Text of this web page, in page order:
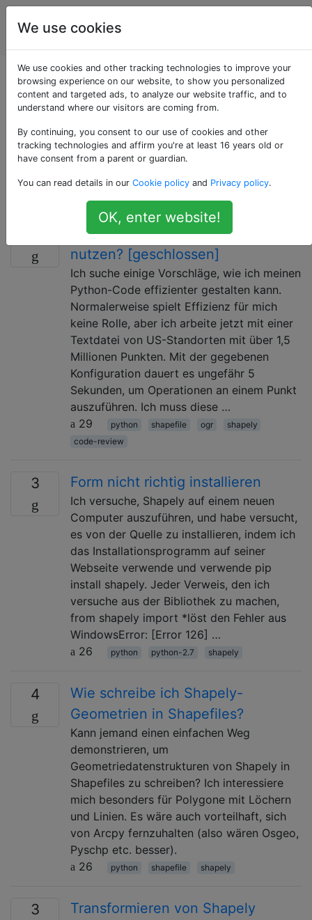
Geografisches
Informationssystem
Als «shapely»
getaggte Fragen
Shapely ist ein Open-Source-Python-Paket für die
2D-Objekten, die in geografischen
Informationssystemen üblich sind.
OGR und Shapely effizienter
nutzen? [geschlossen]
Ich suche einige Vorschläge, wie ich meinen
Python-Code effizienter gestalten kann.
Normalerweise spielt Effizienz für mich
keine Rolle, aber ich arbeite jetzt mit einer
Textdatei von US-Standorten mit über 1,5
Millionen Punkten. Mit der gegebenen
Konfiguration dauert es ungefähr 5
Sekunden, um Operationen an einem Punkt
auszuführen. Ich muss diese …
29
python shapefile ogr
shapely
code-review
3 Form nicht richtig installieren
Ich versuche, Shapely auf einem neuen
Computer auszuführen, und habe versucht,
es von der Quelle zu installieren, indem ich
das Installationsprogramm auf seiner
Webseite verwende und verwende pip
install shapely. Jeder Verweis, den ich
versuche aus der Bibliothek zu machen,
from shapely import *löst den Fehler aus
WindowsError: [Error 126] …
26
python python-2.7 shapely
4
Wie schreibe ich Shapely-
Geometrien in Shapefiles?
Kann jemand einen einfachen Weg
demonstrieren, um
Geometriedatenstrukturen von Shapely in
Shapefiles zu schreiben? Ich interessiere
mich besonders für Polygone mit Löchern
und Linien. Es wäre auch vorteilhaft, sich
von Arcpy fernzuhalten (also wären Osgeo,
Pyschp etc. besser).
26
python shapefile shapely
3
Transformieren von Shapely
We use cookies
We use cookies and other tracking technologies to improve your
browsing experience on our website, to show you personalized
content and targeted ads, to analyze our website traffic, and to
understand where our visitors are coming from.
By continuing, you consent to our use of cookies and other
tracking technologies and affirm you're at least 16 years old or
have consent from a parent or guardian.
You can read details in our Cookie policy and Privacy policy.
OK, enter website!